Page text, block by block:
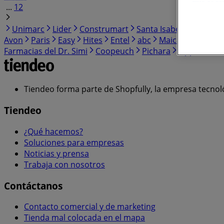
... 12
Unimarc
Lider Construmart Santa Isabel
Avon
Paris Easy Hites Entel abc Maicao
Farmacias del Dr. Simi
Coopeuch Pichara
Tiendeo forma parte de Shopfully, la empresa
Tiendeo
¿Qué hacemos?
Soluciones para empresas
Noticias y prensa
Trabaja con nosotros
Contáctanos
Contacto comercial y de marketing
Tienda mal colocada en el mapa